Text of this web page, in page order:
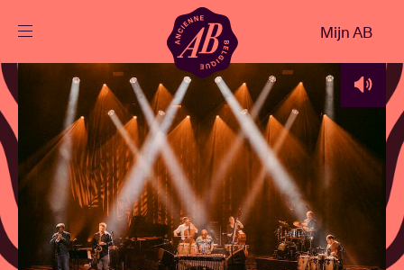
NL
Agenda
Projecten
Nieuws
Mijn AB